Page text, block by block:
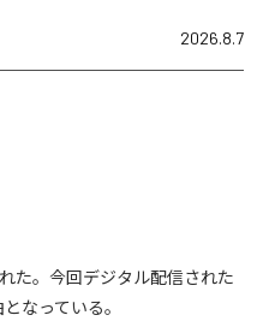
2026.8.7
た。今回デジタル配信された
なっている。